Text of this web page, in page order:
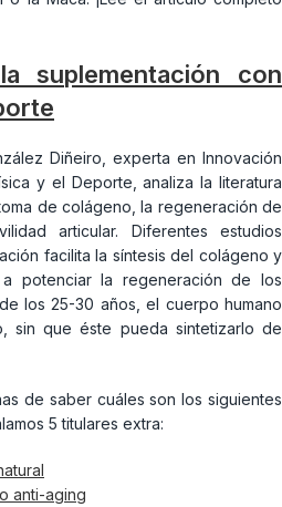
suplementación con
Diñeiro, experta en Innovación
y el Deporte, analiza la literatura
de colágeno, la regeneración de
articular. Diferentes estudios
facilita la síntesis del colágeno y
potenciar la regeneración de los
los 25-30 años, el cuerpo humano
sin que éste pueda sintetizarlo de
de saber cuáles son los siguientes
5 titulares extra:
anti-aging